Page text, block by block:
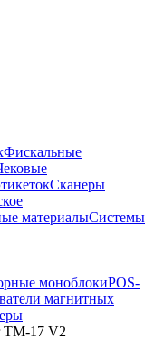
Фискальные
Сканеры
материалыСистемы
моноблокиPOS-
магнитных
TM-17 V2